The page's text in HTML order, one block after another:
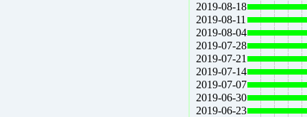
2019-08-18
2019-08-11
2019-08-04
2019-07-28
2019-07-21
2019-07-14
2019-07-07
2019-06-30
2019-06-23